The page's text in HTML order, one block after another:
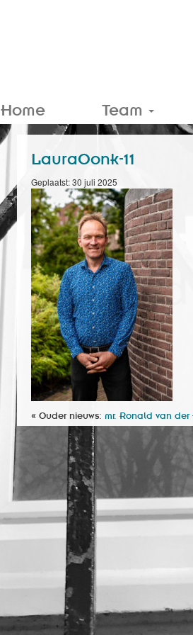
Home Team
LauraOonk-11
Geplaatst: 30 juli 2025
« Ouder nieuws: mr. Ronald van der